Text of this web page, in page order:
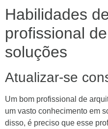
Habilidades
profissional
soluções
Atualizar-se
Um bom profissional de
um vasto conhecimento em
disso, é preciso que esse